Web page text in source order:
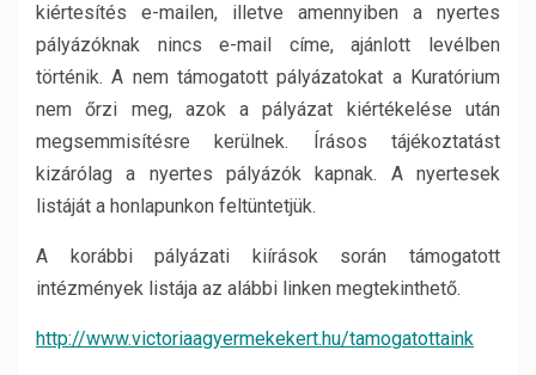
kiértesítés e-mailen, illetve amennyiben a nyertes
pályázóknak nincs e-mail címe, ajánlott levélben
történik. A nem támogatott pályázatokat a Kuratórium
nem őrzi meg, azok a pályázat kiértékelése után
megsemmisítésre kerülnek. Írásos tájékoztatást
kizárólag a nyertes pályázók kapnak. A nyertesek
listáját a honlapunkon feltüntetjük.
A korábbi pályázati kiírások során támogatott
intézmények listája az alábbi linken megtekinthető.
http://www.victoriaagyermekekert.hu/tamogatottaink